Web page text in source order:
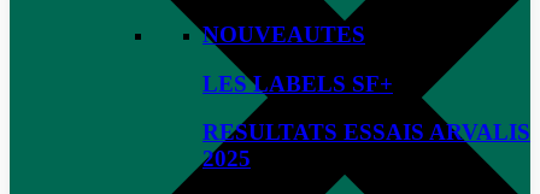
NOUVEAUTES
LES LABELS SF+
RESULTATS ESSAIS ARVALIS
2025